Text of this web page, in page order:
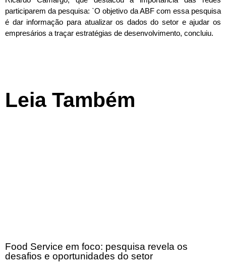
participarem da pesquisa: `O objetivo da ABF com essa pesquisa
é dar informação para atualizar os dados do setor e ajudar os
empresários a traçar estratégias de desenvolvimento, concluiu.
Leia Também
Food Service em foco: pesquisa revela os
desafios e oportunidades do setor